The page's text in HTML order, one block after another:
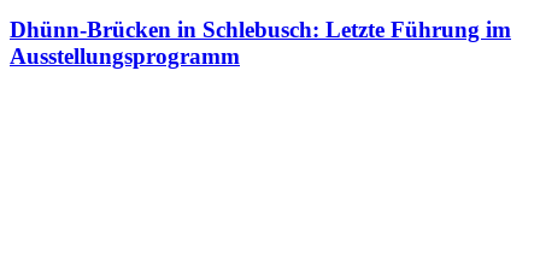
Dhünn-Brücken in Schlebusch: Letzte Führung im
Ausstellungsprogramm